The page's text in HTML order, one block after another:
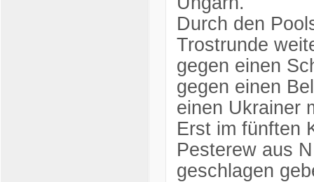
Durch den
Trostrunde
gegen einen
gegen einen
einen Ukrainer
Erst im fünften
Pesterew aus
geschlagen